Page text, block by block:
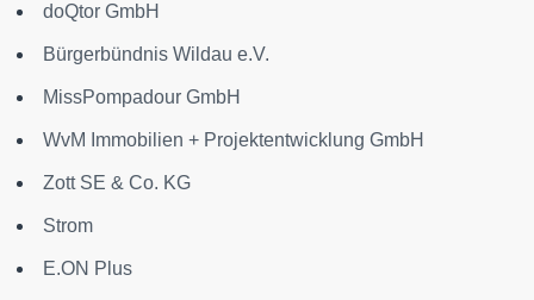
doQtor GmbH
Bürgerbündnis Wildau e.V.
MissPompadour GmbH
WvM Immobilien + Projektentwicklung GmbH
Zott SE & Co. KG
Strom
E.ON Plus